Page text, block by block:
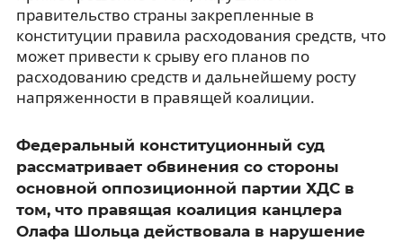
правительство страны закрепленные в
конституции правила расходования средств, что
может привести к срыву его планов по
расходованию средств и дальнейшему росту
напряженности в правящей коалиции.
Федеральный конституционный суд
рассматривает обвинения со стороны
основной оппозиционной партии ХДС в
том, что правящая коалиция канцлера
Олафа Шольца действовала в нарушение